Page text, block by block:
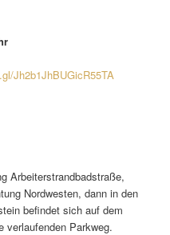
Jh2b1JhBUGicR55TA
Arbeiterstrandbadstraße,
Nordwesten, dann in den
befindet sich auf dem
verlaufenden Parkweg.